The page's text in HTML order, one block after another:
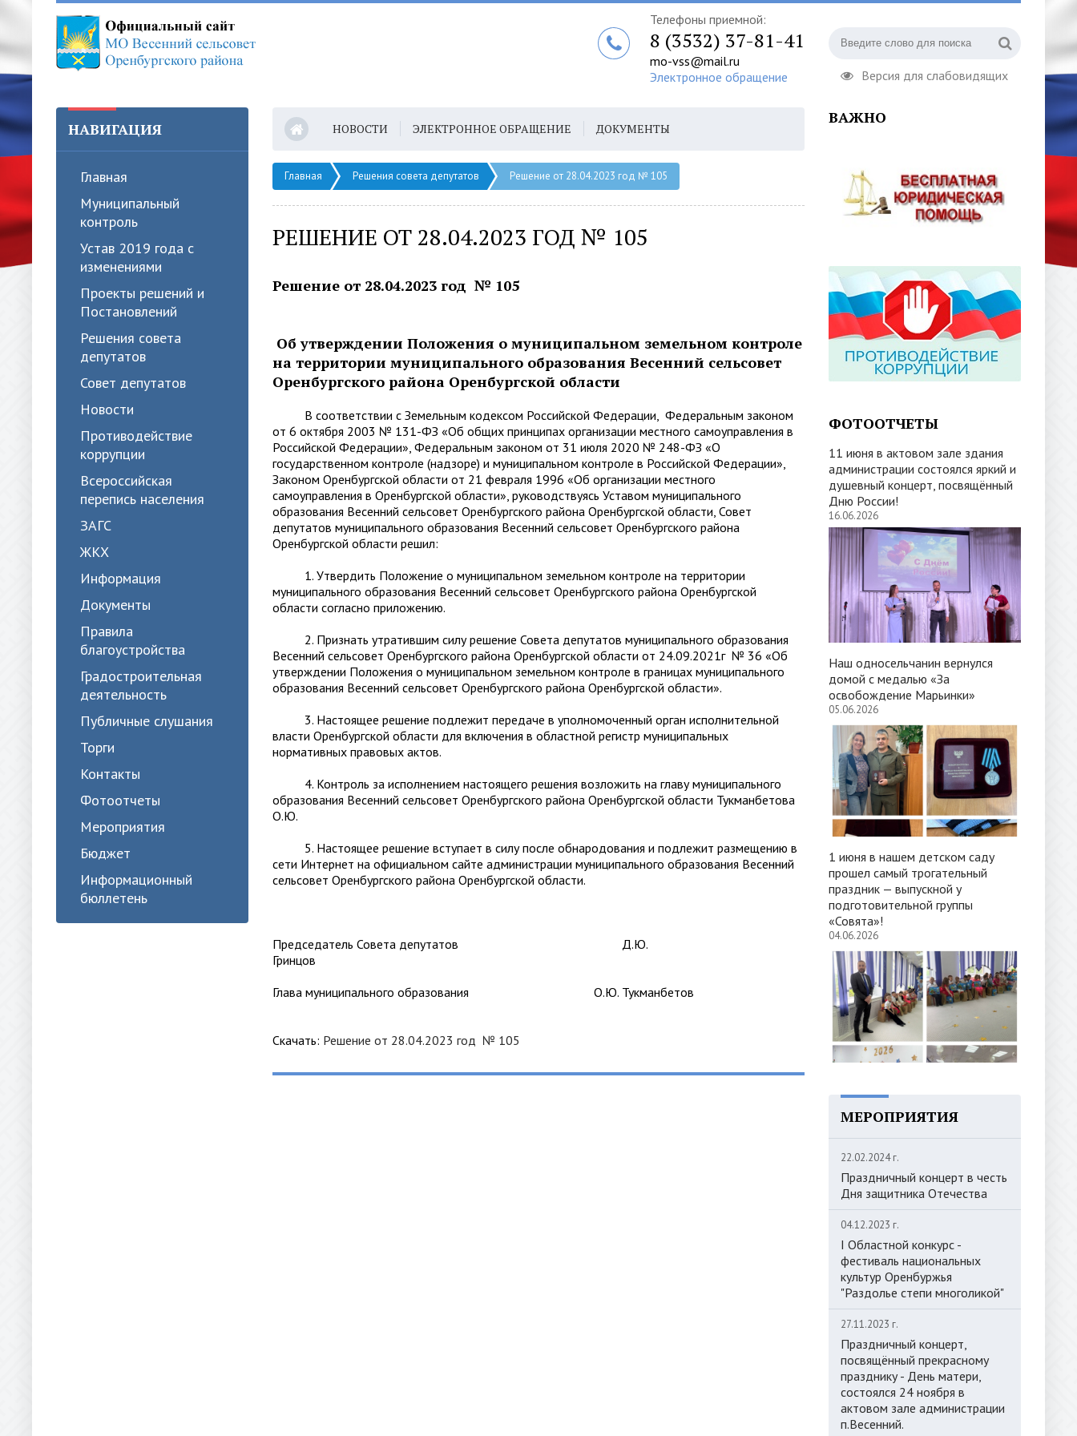
Версия для слабовидящих
Телефоны приемной:
8 (3532) 37-81-41
mo-vss@mail.ru
Электронное обращение
НАВИГАЦИЯ
Главная
Муниципальный
контроль
Устав 2019 года с
изменениями
Проекты решений и
Постановлений
Решения совета
депутатов
Совет депутатов
Новости
Противодействие
коррупции
Всероссийская
перепись населения
ЗАГС
ЖКХ
Информация
Документы
Правила
благоустройства
Градостроительная
деятельность
Публичные слушания
Торги
Контакты
Фотоотчеты
Мероприятия
Бюджет
Информационный
бюллетень
НОВОСТИ ЭЛЕКТРОННОЕ ОБРАЩЕНИЕ ДОКУМЕНТЫ
Главная Решения совета депутатов Решение от 28.04.2023 год № 105
РЕШЕНИЕ ОТ 28.04.2023 ГОД № 105
Решение от 28.04.2023 год № 105
Об утверждении Положения о муниципальном земельном контроле
на территории муниципального образования Весенний сельсовет
Оренбургского района Оренбургской области
В соответствии с Земельным кодексом Российской Федерации, Федеральным законом
от 6 октября 2003 № 131-ФЗ «Об общих принципах организации местного самоуправления в
Российской Федерации», Федеральным законом от 31 июля 2020 № 248-ФЗ «О
государственном контроле (надзоре) и муниципальном контроле в Российской Федерации»,
Законом Оренбургской области от 21 февраля 1996 «Об организации местного
самоуправления в Оренбургской области», руководствуясь Уставом муниципального
образования Весенний сельсовет Оренбургского района Оренбургской области, Совет
депутатов муниципального образования Весенний сельсовет Оренбургского района
Оренбургской области решил:
1. Утвердить Положение о муниципальном земельном контроле на территории
муниципального образования Весенний сельсовет Оренбургского района Оренбургской
области согласно приложению.
2. Признать утратившим силу решение Совета депутатов муниципального образования
Весенний сельсовет Оренбургского района Оренбургской области от 24.09.2021г № 36 «Об
утверждении Положения о муниципальном земельном контроле в границах муниципального
образования Весенний сельсовет Оренбургского района Оренбургской области».
3. Настоящее решение подлежит передаче в уполномоченный орган исполнительной
власти Оренбургской области для включения в областной регистр муниципальных
нормативных правовых актов.
4. Контроль за исполнением настоящего решения возложить на главу муниципального
образования Весенний сельсовет Оренбургского района Оренбургской области Тукманбетова
О.Ю.
5. Настоящее решение вступает в силу после обнародования и подлежит размещению в
сети Интернет на официальном сайте администрации муниципального образования Весенний
сельсовет Оренбургского района Оренбургской области.
Председатель Совета депутатов Д.Ю.
Гринцов
Глава муниципального образования О.Ю. Тукманбетов
Скачать: Решение от 28.04.2023 год № 105
ВАЖНО
ФОТООТЧЕТЫ
11 июня в актовом зале здания
администрации состоялся яркий и
душевный концерт, посвящённый
Дню России!
16.06.2026
Наш односельчанин вернулся
домой с медалью «За
освобождение Марьинки»
05.06.2026
1 июня в нашем детском саду
прошел самый трогательный
праздник — выпускной у
подготовительной группы
«Совята»!
04.06.2026
МЕРОПРИЯТИЯ
22.02.2024 г.
Праздничный концерт в честь
Дня защитника Отечества
04.12.2023 г.
I Областной конкурс -
фестиваль национальных
культур Оренбуржья
"Раздолье степи многоликой"
27.11.2023 г.
Праздничный концерт,
посвящённый прекрасному
празднику - День матери,
состоялся 24 ноября в
актовом зале администрации
п.Весенний.